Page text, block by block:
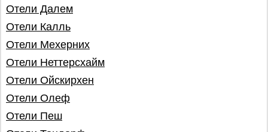
Отели Далем
Отели Калль
Отели Мехерних
Отели Неттерсхайм
Отели Ойскирхен
Отели Олеф
Отели Пеш